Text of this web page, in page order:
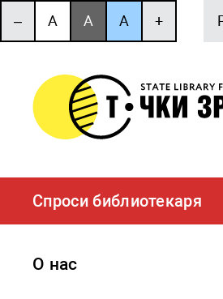
‒ A A A +
Спроси библиотекаря
О нас